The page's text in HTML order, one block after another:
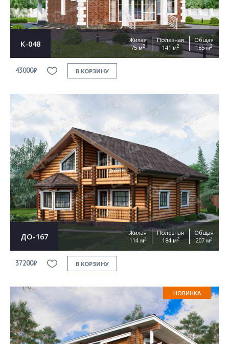
К-048
Жилая
75 м2
Полезная
141 м2
Общая
185 м2
43000₽ В КОРЗИНУ
ДО-167
Жилая
114 м2
Полезная
184 м2
Общая
207 м2
37200₽ В КОРЗИНУ
НОВИНКА